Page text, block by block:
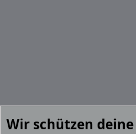
Wir schützen